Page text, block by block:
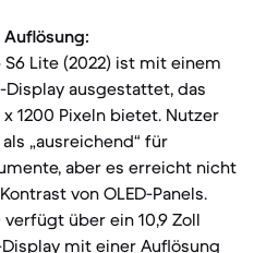
S6 Lite (2022) ist mit einem
Display ausgestattet, das
1200 Pixeln bietet. Nutzer
„ausreichend“ für
aber es erreicht nicht
von OLED-Panels.
verfügt über ein 10,9 Zoll
mit einer Auflösung